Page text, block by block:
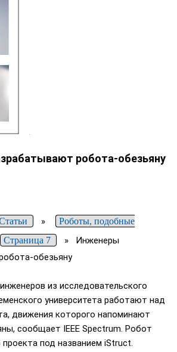
робота-обезьяну
»
Роботы, подобные
Страница 7 » Инженеры
обезьяну
из исследовательского
университета работают над
движения которого напоминают
сообщает IEEE Spectrum. Робот
под названием iStruct.